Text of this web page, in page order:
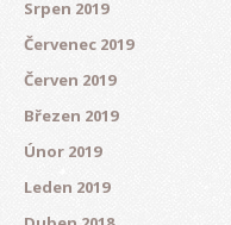
Srpen 2019
Červenec 2019
Červen 2019
Březen 2019
Únor 2019
Leden 2019